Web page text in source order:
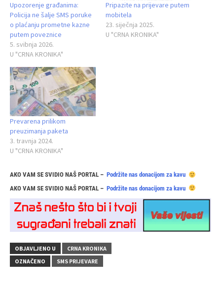
Upozorenje građanima:
Policija ne šalje SMS poruke
o plaćanju prometne kazne
putem poveznice
5. svibnja 2026.
U "CRNA KRONIKA"
Pripazite na prijevare putem
mobitela
23. siječnja 2025.
U "CRNA KRONIKA"
Prevarena prilikom
preuzimanja paketa
3. travnja 2024.
U "CRNA KRONIKA"
AKO VAM SE SVIDIO NAŠ PORTAL – Podržite nas donacijom za kavu
AKO VAM SE SVIDIO NAŠ PORTAL – Podržite nas donacijom za kavu
OBJAVLJENO U
CRNA KRONIKA
OZNAČENO
SMS PRIJEVARE